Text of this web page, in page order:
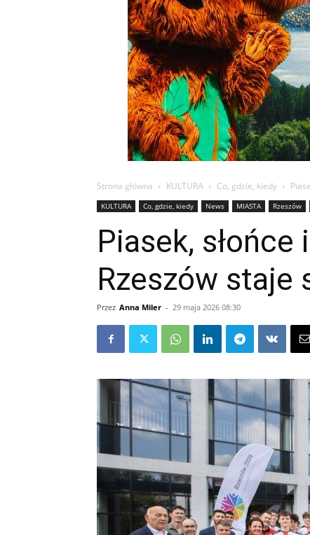
Strona główna KULTURA Co, gdzie, kiedy
KULTURA Co, gdzie, kiedy News MIASTA Rzeszów
Piasek,
Rzeszów staje
Przez Anna Miler - 29 maja 2026 08:30